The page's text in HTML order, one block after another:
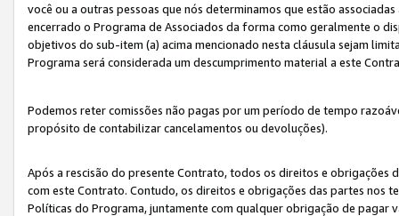
você ou a outras pessoas que nós determinamos que estão
encerrado o Programa de Associados da forma como geralmente o
objetivos do sub-item (a) acima mencionado nesta cláusula sejam
Programa será considerada um descumprimento material a este
Podemos reter comissões não pagas por um período de tempo
propósito de contabilizar cancelamentos ou devoluções).
Após a rescisão do presente Contrato, todos os direitos e obrigações
com este Contrato. Contudo, os direitos e obrigações das partes nos
Políticas do Programa, juntamente com qualquer obrigação de